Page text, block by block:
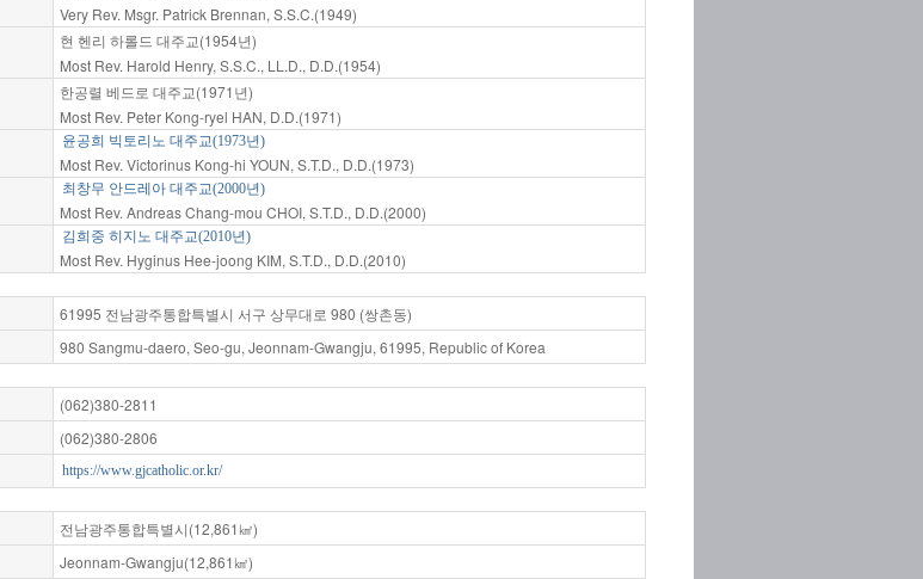
Very Rev. Msgr. Patrick Brennan, S.S.C.(1949)
현 헨리 하롤드 대주교(1954년)
Most Rev. Harold Henry, S.S.C., LL.D., D.D.(1954)
한공렬 베드로 대주교(1971년)
Most Rev. Peter Kong-ryel HAN, D.D.(1971)
윤공희 빅토리노 대주교(1973년)
Most Rev. Victorinus Kong-hi YOUN, S.T.D., D.D.(1973)
최창무 안드레아 대주교(2000년)
Most Rev. Andreas Chang-mou CHOI, S.T.D., D.D.(2000)
김희중 히지노 대주교(2010년)
Most Rev. Hyginus Hee-joong KIM, S.T.D., D.D.(2010)
61995 전남광주통합특별시 서구 상무대로 980 (쌍촌동)
980 Sangmu-daero, Seo-gu, Jeonnam-Gwangju, 61995, Republic of Korea
(062)380-2811
(062)380-2806
https://www.gjcatholic.or.kr/
전남광주통합특별시(12,861㎢)
Jeonnam-Gwangju(12,861㎢)